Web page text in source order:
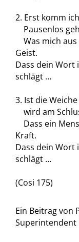
2. Erst komm
Pausenlos
Was mich
Geist.
Dass dein Wort
schlägt …
3. Ist die
wird am
Dass ein
Kraft.
Dass dein Wort
schlägt …
(Cosi 175)
Ein Beitrag von
Superintendent